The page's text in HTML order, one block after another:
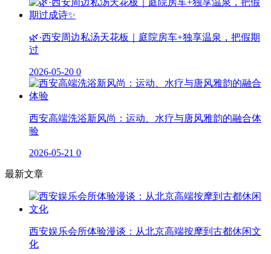
🌿·西安周边私汤天花板｜庭院房车+独享温泉，把假期
过
2026-05-20 0
西安高端洗浴新风尚：运动、水疗与唐风雅韵的融合体
验
2026-05-21 0
最新文章
西安娱乐会所体验漫谈：从北京高端按摩到古都休闲文
化